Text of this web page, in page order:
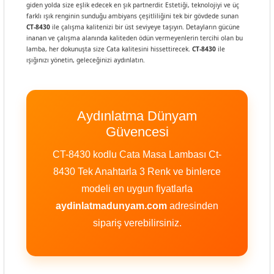
giden yolda size eşlik edecek en şık partnerdir. Estetiği, teknolojiyi ve üç
farklı ışık renginin sunduğu ambiyans çeşitliliğini tek bir gövdede sunan
CT-8430 ile çalışma kalitenizi bir üst seviyeye taşıyın. Detayların gücüne
inanan ve çalışma alanında kaliteden ödün vermeyenlerin tercihi olan bu
lamba, her dokunuşta size Cata kalitesini hissettirecek. CT-8430 ile
ışığınızı yönetin, geleceğinizi aydınlatın.
Aydınlatma Dünyam
Güvencesi
CT-8430 kodlu Cata Masa Lambası Ct-
8430 Tek Anahtarla 3 Renk ve binlerce
modeli en uygun fiyatlarla
aydinlatmadunyam.com adresinden
sipariş verebilirsiniz.